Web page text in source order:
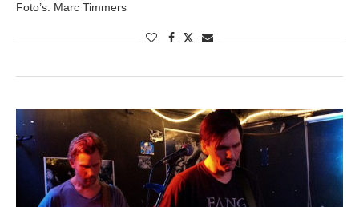
Foto’s: Marc Timmers